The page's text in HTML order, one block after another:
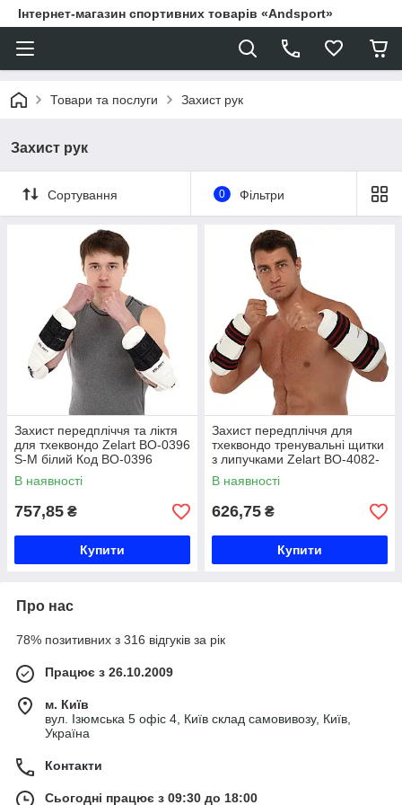
Інтернет-магазин спортивних товарів «Andsport»
Товари та послуги Захист рук
Захист рук
Сортування 0 Фільтри
Захист передпліччя та ліктя
для тхеквондо Zelart BO-0396
S-M білий Код BO-0396
В наявності
757,85 ₴
Купити
Захист передпліччя для
тхеквондо тренувальні щитки
з липучками Zelart BO-4082-
W S-XL білий Код BO-4082-W
В наявності
626,75 ₴
Купити
Про нас
78% позитивних з 316 відгуків за рік
Працює з 26.10.2009
м. Київ
вул. Ізюмська 5 офіс 4, Київ склад самовивозу, Київ,
Україна
Контакти
Сьогодні працює з 09:30 до 18:00